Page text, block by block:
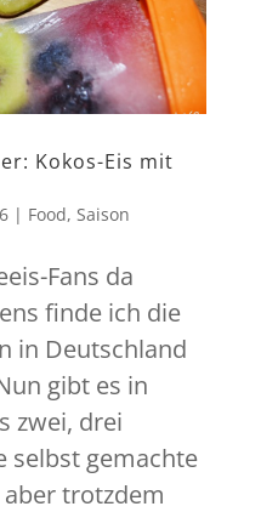
Kokos-Eis mit
| Food, Saison
Fans da
finde ich die
in Deutschland
gibt es in
zwei, drei
selbst gemachte
trotzdem